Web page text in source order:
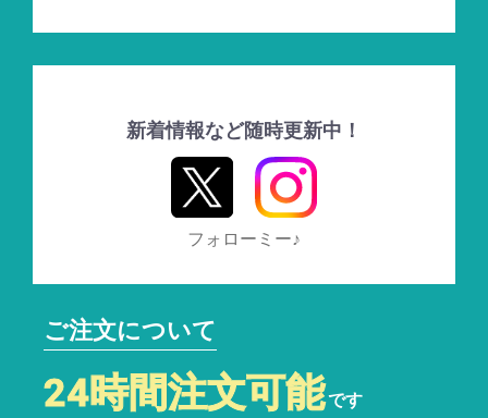
新着情報など随時更新中！
フォローミー♪
ご注文について
24時間注文可能です